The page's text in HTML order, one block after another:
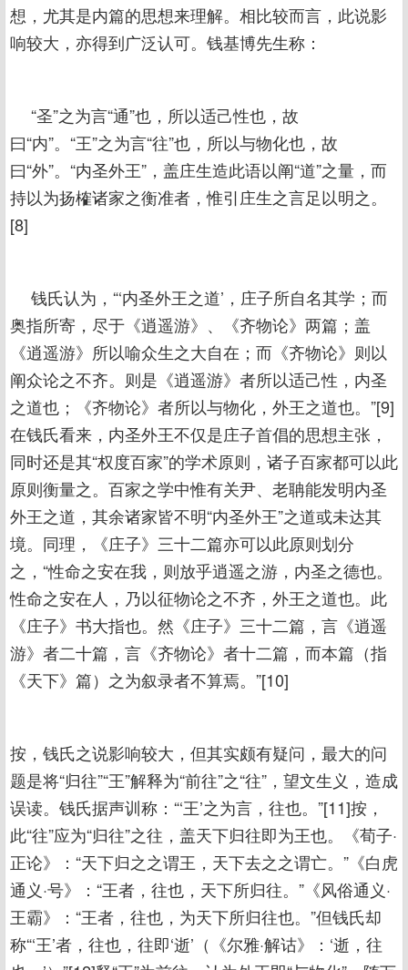
想，尤其是内篇的思想来理解。相比较而言，此说影
响较大，亦得到广泛认可。钱基博先生称：
“圣”之为言“通”也，所以适己性也，故
曰“内”。“王”之为言“往”也，所以与物化也，故
曰“外”。“内圣外王”，盖庄生造此语以阐“道”之量，而
持以为扬榷诸家之衡准者，惟引庄生之言足以明之。
[8]
钱氏认为，“‘内圣外王之道’，庄子所自名其学；而
奥指所寄，尽于《逍遥游》、《齐物论》两篇；盖
《逍遥游》所以喻众生之大自在；而《齐物论》则以
阐众论之不齐。则是《逍遥游》者所以适己性，内圣
之道也；《齐物论》者所以与物化，外王之道也。”[9]
在钱氏看来，内圣外王不仅是庄子首倡的思想主张，
同时还是其“权度百家”的学术原则，诸子百家都可以此
原则衡量之。百家之学中惟有关尹、老聃能发明内圣
外王之道，其余诸家皆不明“内圣外王”之道或未达其
境。同理，《庄子》三十二篇亦可以此原则划分
之，“性命之安在我，则放乎逍遥之游，内圣之德也。
性命之安在人，乃以征物论之不齐，外王之道也。此
《庄子》书大指也。然《庄子》三十二篇，言《逍遥
游》者二十篇，言《齐物论》者十二篇，而本篇（指
《天下》篇）之为叙录者不算焉。”[10]
按，钱氏之说影响较大，但其实颇有疑问，最大的问
题是将“归往”“王”解释为“前往”之“往”，望文生义，造成
误读。钱氏据声训称：“‘王’之为言，往也。”[11]按，
此“往”应为“归往”之往，盖天下归往即为王也。《荀子·
正论》：“天下归之之谓王，天下去之之谓亡。”《白虎
通义·号》：“王者，往也，天下所归往。”《风俗通义·
王霸》：“王者，往也，为天下所归往也。”但钱氏却
称“‘王’者，往也，往即‘逝’（《尔雅·解诂》：‘逝，往